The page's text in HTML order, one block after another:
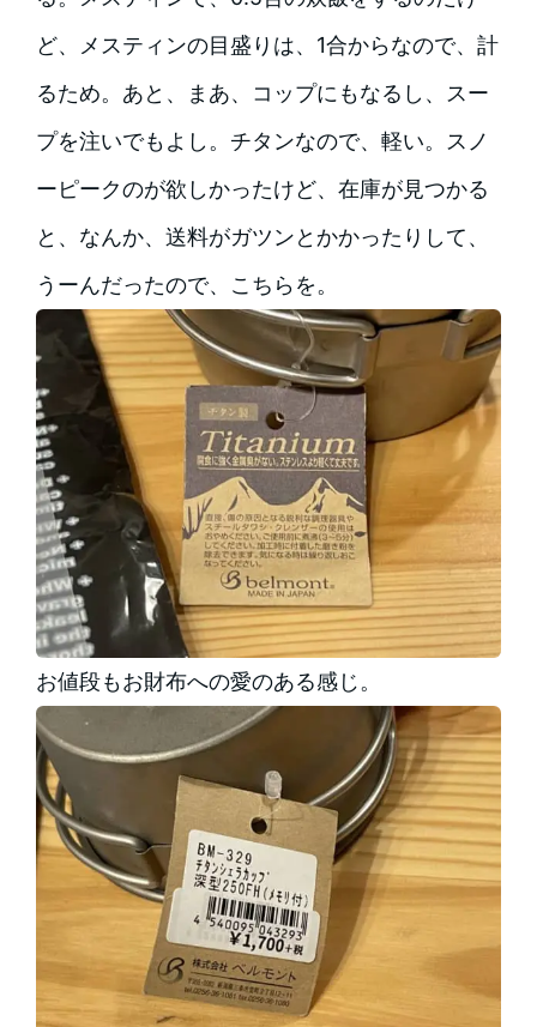
ど、メスティンの目盛りは、1合からなので、計
るため。あと、まあ、コップにもなるし、スー
プを注いでもよし。チタンなので、軽い。スノ
ーピークのが欲しかったけど、在庫が見つかる
と、なんか、送料がガツンとかかったりして、
うーんだったので、こちらを。
お値段もお財布への愛のある感じ。